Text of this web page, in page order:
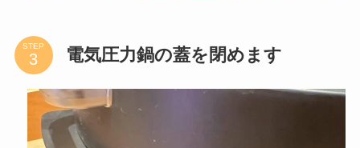
今回は冷凍されたままの豚肉の切り落としをその
まま鍋に入れましたが、圧力調理した後に固まっ
てしまうのである程度解凍してほぐしてから鍋に
入れるのがいいと思います。